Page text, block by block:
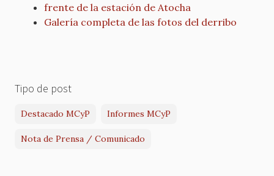
frente de la estación de Atocha
Galería completa de las fotos del derribo
Tipo de post
Destacado MCyP Informes MCyP
Nota de Prensa / Comunicado